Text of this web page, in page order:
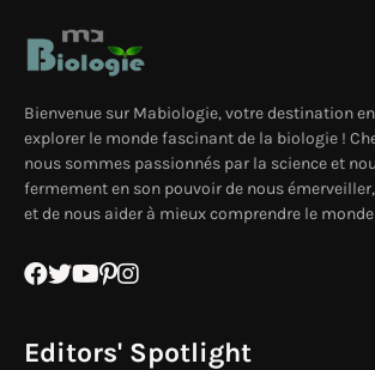
Bienvenue sur Mabiologie, votre destination
explorer le monde fascinant de la biologie !
nous sommes passionnés par la science et
fermement en son pouvoir de nous
et de nous aider à mieux comprendre le
Editors' Spotlight